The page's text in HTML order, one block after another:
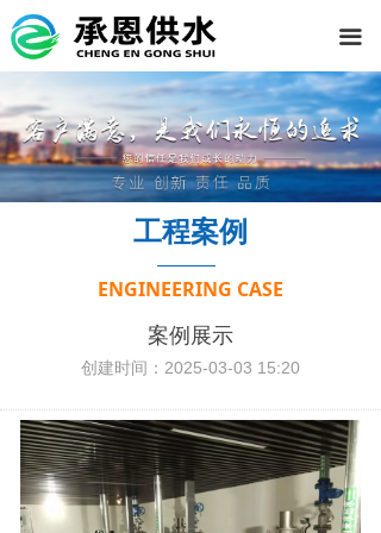
끀
案例展示
创建时间： 2025-03-03 15:20
工程案例
ENGINEERING CASE